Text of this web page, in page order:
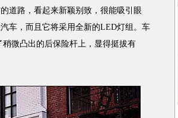
路，看起来新颖别致，很能吸引眼
车，而且它将采用全新的LED灯组。车
微凸出的后保险杆上，显得挺拔有